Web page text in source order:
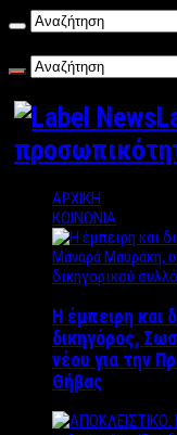
ΑΡΧΙΚΗ
ΚΟΙΝΩΝΙΑ
Η έμπειρη και
δικηγόρος,
νέου για την
Θήβας